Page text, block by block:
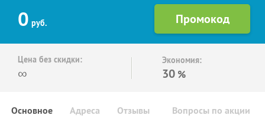
0 руб.
Цена без скидки:
∞
Экономия:
30 %
Основное Отзывы Вопросы по акции
Адреса